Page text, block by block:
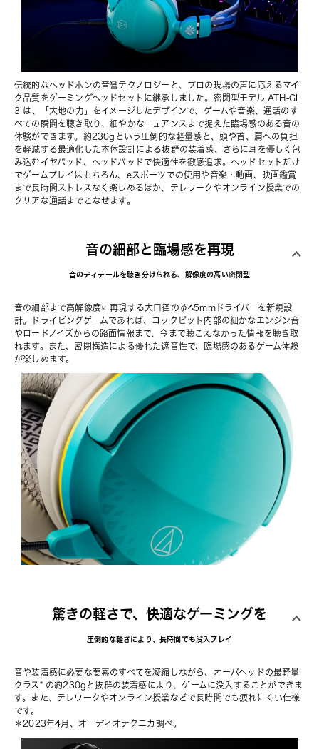
伝統的なヘッドホンの音響テクノロジーと、プロの現場の声に応えるマイ
ク品質をゲーミングヘッドセットに継承しました。 密閉型モデル ATH-GL
3 は、「大地の力」をイメージしたデザインで、ゲームや音楽、通話のす
べての瞬間を聴き取り、細やかなニュアンスまで捉えた臨場感のある音の
体験ができます。約230gという圧倒的な軽量感と、頭や首、肩への負担
を軽減する最適化した本体設計による抜群の装着感、さらに耳を優しく包
み込むイヤパッド、ヘッドパッドで快適性を徹底追求。ヘッドセットだけ
でゲームプレイはもちろん、eスポーツでの使用や音楽・動画、映画鑑賞
まで長時間ストレスなく楽しめるほか、テレワークやオンライン授業での
クリアな通話までこなせます。
音の細部と臨場感を再現
音のディテールを聴き分けられる、解像度の高い密閉型
音の細部まで高解像度に再現する大口径のφ45mmドライバーを新規設
計。ドライビングゲームであれば、コックピット内部の細かなエンジン音
やロードノイズからの路面情報まで、今まで聴こえなかった情報を聴き取
れます。また、密閉構造による優れた遮音性で、臨場感のあるゲーム体験
が楽しめます。
驚きの軽さで、快適なゲーミングを
圧倒的な軽さにより、長時間でも没入プレイ
音や装着感に必要な要素のすべてを凝縮しながら、オーバヘッドの最軽量
クラス* の約230gと抜群の装着感により、ゲームに没入することができま
す。また、テレワークやオンライン授業などで長時間でも疲れにくい仕様
です。
＊2023年4月、オーディオテクニカ調べ。